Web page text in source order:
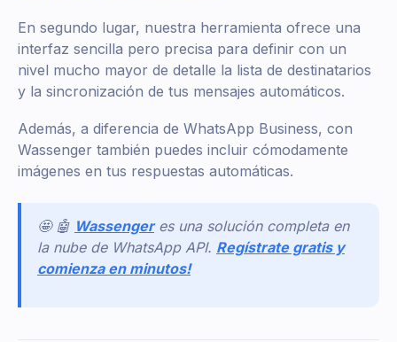
En segundo lugar, nuestra herramienta ofrece una
interfaz sencilla pero precisa para definir con un
nivel mucho mayor de detalle la lista de destinatarios
y la sincronización de tus mensajes automáticos.
Además, a diferencia de WhatsApp Business, con
Wassenger también puedes incluir cómodamente
imágenes en tus respuestas automáticas.
🤩 🤖 Wassenger es una solución completa en
la nube de WhatsApp API. Regístrate gratis y
comienza en minutos!